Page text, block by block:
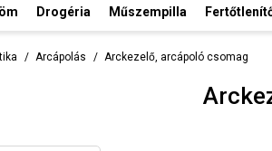
Drogéria Műszempilla
Arcápolás Arckezelő, arcápoló csomag